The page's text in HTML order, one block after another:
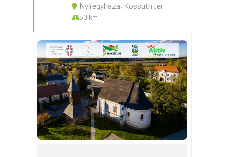
Nyíregyháza, Kossuth tér
50 km